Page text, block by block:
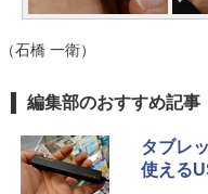
（石橋 一衛）
編集部のおすすめ記事
タブレ
使える